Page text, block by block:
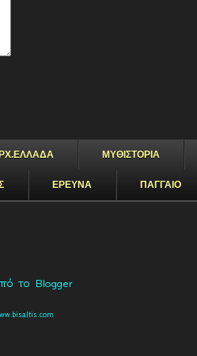
ΜΥΘΙΣΤΟΡΙΑ
ΕΡΕΥΝΑ ΠΑΓΓΑΙΟ
το Blogger